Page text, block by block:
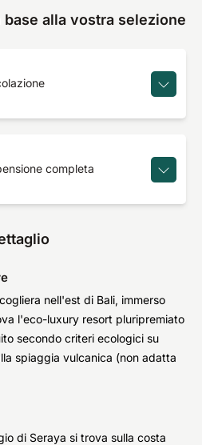
alla vostra selezione
completa
nell'est di Bali, immerso
l'eco-luxury resort pluripremiato
secondo criteri ecologici su
spiaggia vulcanica (non adatta
di Seraya si trova sulla costa